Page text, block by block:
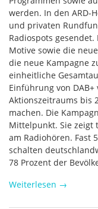
werden. In den ARD-
und privaten
Radiospots
Motive sowie die
die neue Kampagne
einheitliche
Einführung von
Aktionszeitraums bis
machen. Die
Mittelpunkt. Sie zeigt
am Radiohören. Fast
schalten
78 Prozent der
Weiterlesen →